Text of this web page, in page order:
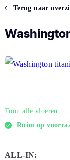
Terug naar
Toon alle vloeren
Ruim op
ALL-IN: